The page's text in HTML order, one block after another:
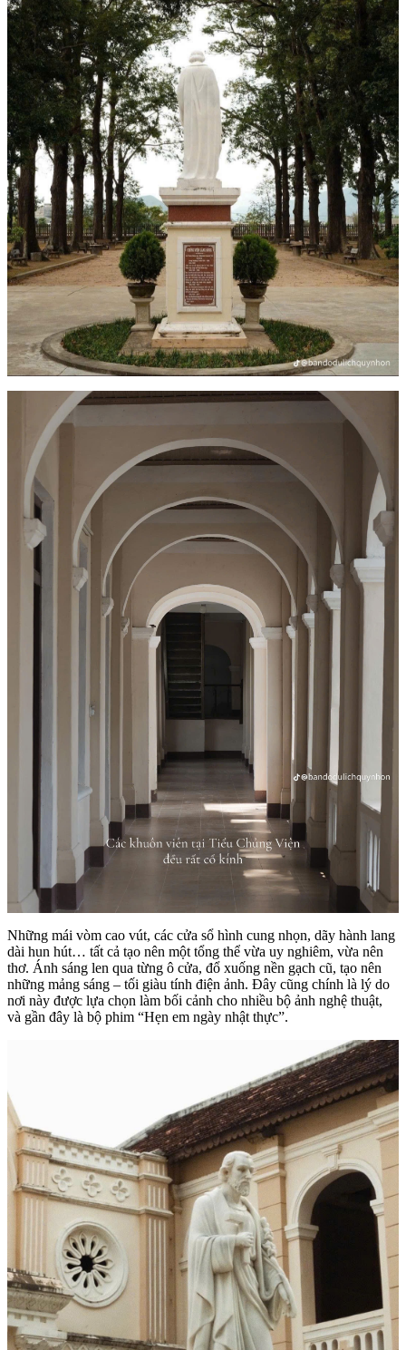
Những mái vòm cao vút, các cửa sổ hình cung nhọn, dãy hành lang
dài hun hút… tất cả tạo nên một tổng thể vừa uy nghiêm, vừa nên
thơ. Ánh sáng len qua từng ô cửa, đổ xuống nền gạch cũ, tạo nên
những mảng sáng – tối giàu tính điện ảnh. Đây cũng chính là lý do
nơi này được lựa chọn làm bối cảnh cho nhiều bộ ảnh nghệ thuật,
và gần đây là bộ phim “Hẹn em ngày nhật thực”.